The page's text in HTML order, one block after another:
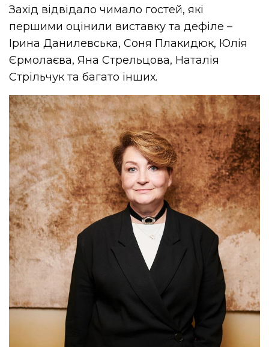
Захід відвідало чимало гостей, які
першими оцінили виставку та дефіле –
Ірина Данилевська, Соня Плакидюк, Юлія
Єрмолаєва, Яна Стрельцова, Наталія
Стрільчук та багато інших.